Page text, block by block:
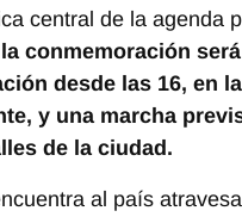
central de la agenda
conmemoración
desde las 16, en
y una marcha
de la ciudad.
al país